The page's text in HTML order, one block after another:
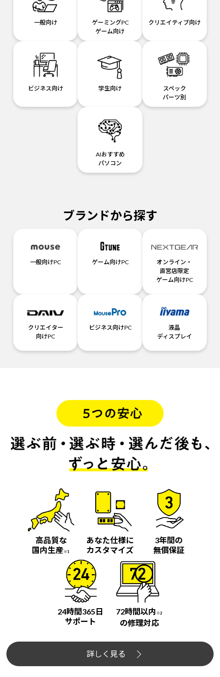
一般向け
ゲーミングPC
ゲーム向け
クリエイティブ向け
ビジネス向け 学生向け
スペック
パーツ別
AIおすすめ
パソコン
ブランドから探す
一般向けPC ゲーム向けPC
オンライン・
直営店限定
ゲーム向けPC
クリエイター
向けPC
ビジネス向けPC
液晶
ディスプレイ
高品質な
国内生産※1
あなた仕様に
カスタマイズ
3年間の
無償保証
24時間365日
サポート
72時間以内 ※2
の修理対応
詳しく見る